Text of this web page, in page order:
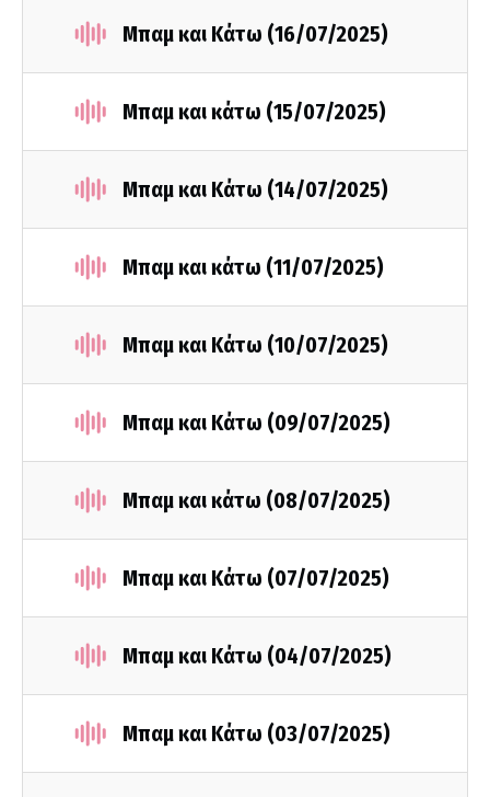
Μπαμ και Κάτω (16/07/2025)
Μπαμ και κάτω (15/07/2025)
Μπαμ και Κάτω (14/07/2025)
Μπαμ και κάτω (11/07/2025)
Μπαμ και Κάτω (10/07/2025)
Μπαμ και Κάτω (09/07/2025)
Μπαμ και κάτω (08/07/2025)
Μπαμ και Κάτω (07/07/2025)
Μπαμ και Κάτω (04/07/2025)
Μπαμ και Κάτω (03/07/2025)